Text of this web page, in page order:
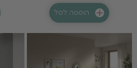
הוספה לסל